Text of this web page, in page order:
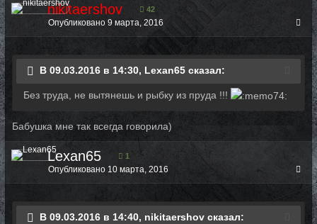
nikitaershov 42
Опубликовано 9 марта, 2016
В 09.03.2016 в 14:30, Lexan65 сказал:
Без труда, не вытянешь и рыбку из пруда !!!
Бабушка мне так всегда говорила)
Lexan65 1
Опубликовано 10 марта, 2016
В 09.03.2016 в 14:40, nikitaershov сказал: